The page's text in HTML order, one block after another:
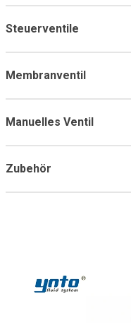
Steuerventile
Membranventil
Manuelles Ventil
Zubehör